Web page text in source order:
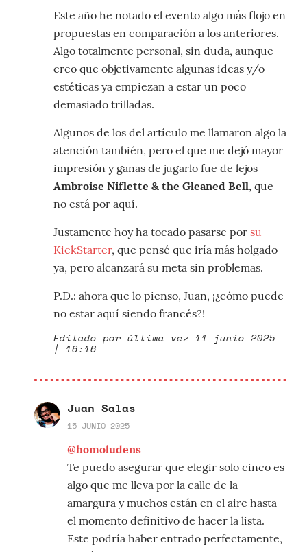
Este año he notado el evento algo más flojo en
propuestas en comparación a los anteriores.
Algo totalmente personal, sin duda, aunque
creo que objetivamente algunas ideas y/o
estéticas ya empiezan a estar un poco
demasiado trilladas.
Algunos de los del artículo me llamaron algo la
atención también, pero el que me dejó mayor
impresión y ganas de jugarlo fue de lejos
Ambroise Niflette & the Gleaned Bell, que
no está por aquí.
Justamente hoy ha tocado pasarse por su
KickStarter, que pensé que iría más holgado
ya, pero alcanzará su meta sin problemas.
P.D.: ahora que lo pienso, Juan, ¡¿cómo puede
no estar aquí siendo francés?!
Editado por última vez 11 junio 2025
| 16:16
Juan Salas
15 JUNIO 2025
@homoludens
Te puedo asegurar que elegir solo cinco es
algo que me lleva por la calle de la
amargura y muchos están en el aire hasta
el momento definitivo de hacer la lista.
Este podría haber entrado perfectamente,